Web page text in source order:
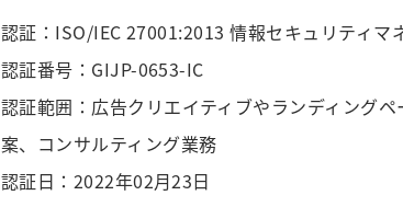
認証：ISO/IEC 27001:2013 情報セキュリティマ
認証番号：GIJP-0653-IC
認証範囲：広告クリエイティブやランディング
案、コンサルティング業務
認証日：2022年02月23日